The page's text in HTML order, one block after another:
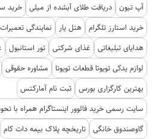
آپ تیون دریافت طلای آبشده از میلی خرید
خرید استارز تلگرام هتل یار نمایندگی
هدایای تبلیغاتی
غذای شرکتی تور استانبول
لوازم یدکی تویوتا قطعات تویوتا
مشاوره حقوقی
بهترین کارگزاری بورس ثبت نام آمارکتس
سایت رسمی خرید فالوور اینستاگرام همراه با
گاوصندوق خانگی تاریخچه پلاک بیمه دات کام